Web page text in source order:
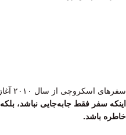
سفرهای اسکروچی از سال ۲۰۱۰ آغاز شد، با یک رویای ساده:
اینکه سفر فقط جابه‌جایی نباشد،
خاطره باشد.